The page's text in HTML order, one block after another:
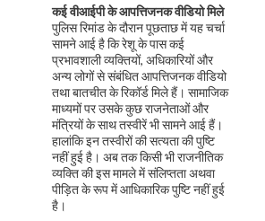
कई वीआईपी के आपत्तिजनक वीडियो मिले
पुलिस रिमांड के दौरान पूछताछ में यह चर्चा
सामने आई है कि रेशू के पास कई
प्रभावशाली व्यक्तियों, अधिकारियों और
अन्य लोगों से संबंधित आपत्तिजनक वीडियो
तथा बातचीत के रिकॉर्ड मिले हैं। सामाजिक
माध्यमों पर उसके कुछ राजनेताओं और
मंत्रियों के साथ तस्वीरें भी सामने आई हैं।
हालांकि इन तस्वीरों की सत्यता की पुष्टि
नहीं हुई है। अब तक किसी भी राजनीतिक
व्यक्ति की इस मामले में संलिप्तता अथवा
पीड़ित के रूप में आधिकारिक पुष्टि नहीं हुई
है।